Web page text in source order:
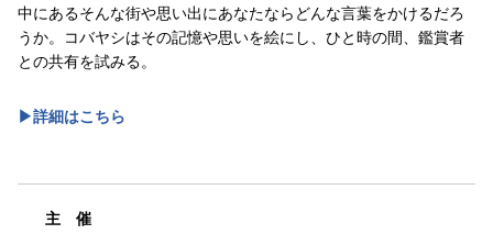
中にあるそんな街や思い出にあなたならどんな言葉をかけるだろ
うか。コバヤシはその記憶や思いを絵にし、ひと時の間、鑑賞者
との共有を試みる。
▶︎詳細はこちら
主 催